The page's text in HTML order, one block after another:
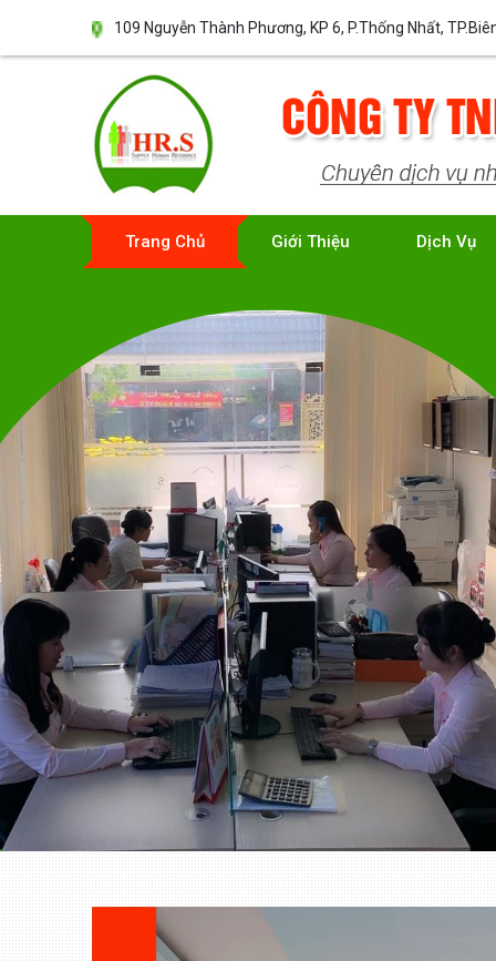
109 Nguyễn Thành Phương, KP 6, P.Thống Nhất,
Trang Chủ Giới Thiệu Dịch Vụ